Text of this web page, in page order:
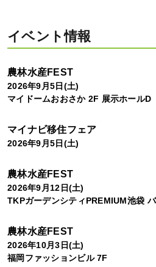
イベント情報
農林水産FEST
2026年9月5日(土)
マイドームおおさか 2F 展示ホールD
マイナビ移住フェア
2026年9月5日(土)
農林水産FEST
2026年9月12日(土)
TKPガーデンシティPREMIUM池袋
農林水産FEST
2026年10月3日(土)
福岡ファッションビル 7F